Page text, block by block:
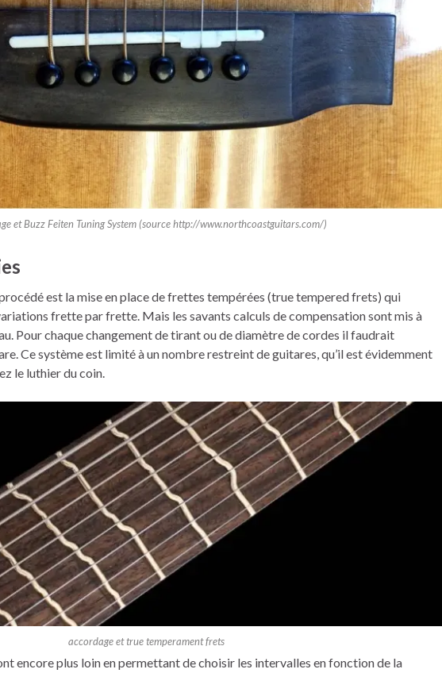
et Buzz Feiten Tuning System (source http://www.northcoastguitars.com/)
est la mise en place de frettes tempérées (true tempered frets) qui
frette par frette. Mais les savants calculs de compensation sont mis à
Pour chaque changement de tirant ou de diamètre de cordes il faudrait
Ce système est limité à un nombre restreint de guitares, qu’il est évidemment
le luthier du coin.
accordage et true temperament frets
encore plus loin en permettant de choisir les intervalles en fonction de la